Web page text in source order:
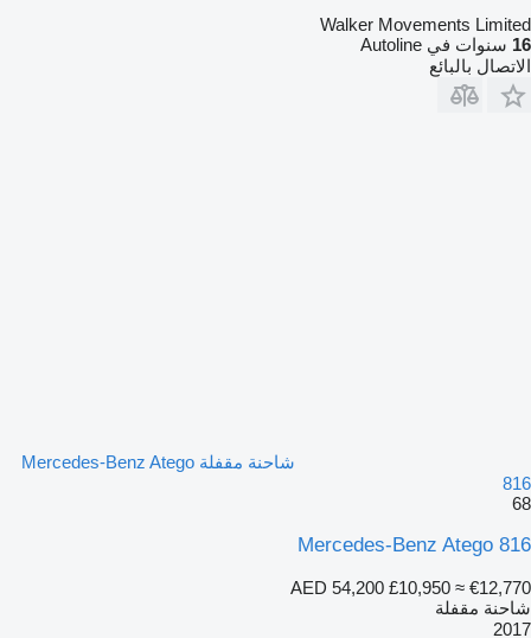
Walker Movements Limited
16 سنوات في Autoline
الاتصال بالبائع
شاحنة مقفلة Mercedes-Benz Atego
816
68
Mercedes-Benz Atego 816
AED 54,200 £10,950 ≈ €12,770
شاحنة مقفلة
2017